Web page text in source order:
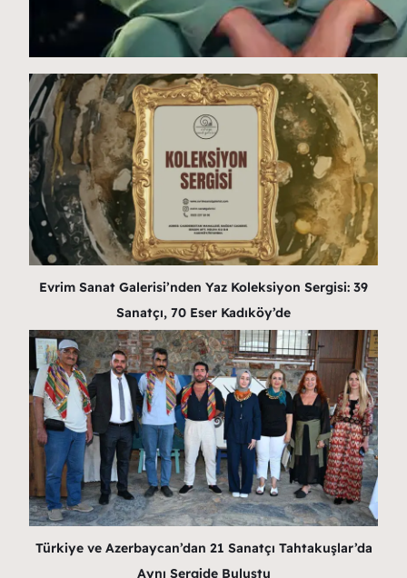
Evrim Sanat Galerisi’nden Yaz Koleksiyon Sergisi: 39
Sanatçı, 70 Eser Kadıköy’de
Türkiye ve Azerbaycan’dan 21 Sanatçı Tahtakuşlar’da
Aynı Sergide Buluştu